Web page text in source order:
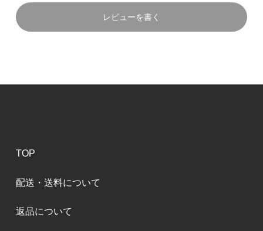
レビューを書く
TOP
配送・送料について
返品について